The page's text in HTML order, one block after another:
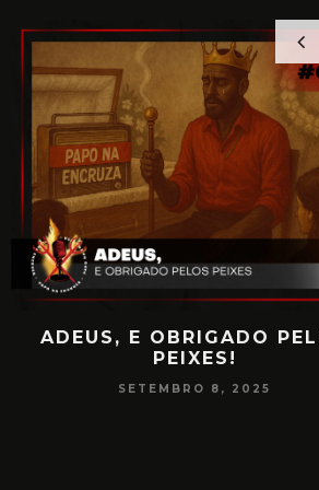
ADEUS, E OBRIGADO
PEIXES!
SETEMBRO 8, 2025